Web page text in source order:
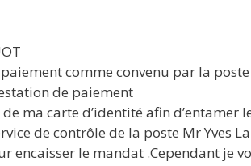
paiement comme convenu par la
de paiement
ma carte d’identité afin d’entamer
de contrôle de la poste Mr Yves
encaisser le mandat .Cependant je